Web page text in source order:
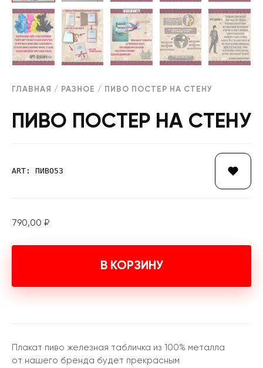
ГЛАВНАЯ / РАЗНОЕ / ПИВО ПОСТЕР НА СТЕНУ
ПИВО ПОСТЕР НА СТЕНУ
ART: ПИВО53
790,00 ₽
В КОРЗИНУ
Плакат пиво железная табличка из 100% металла
от нашего бренда будет прекрасным